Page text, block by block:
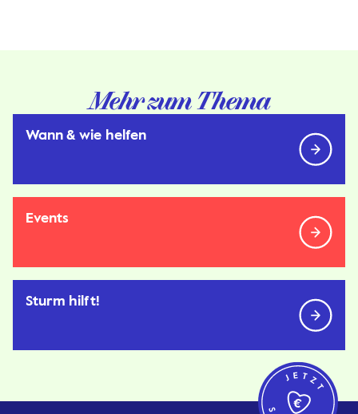
Mehr zum Thema
Wann & wie helfen
Events
Sturm hilft!